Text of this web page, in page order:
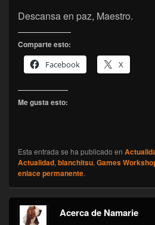
Descansa en paz, Maestro.
Comparte esto:
Facebook
X
Me gusta esto:
Esta entrada se ha publicado en
Actualidad, blanchitsu, Games
enlace permanente.
Acerca de Namarie